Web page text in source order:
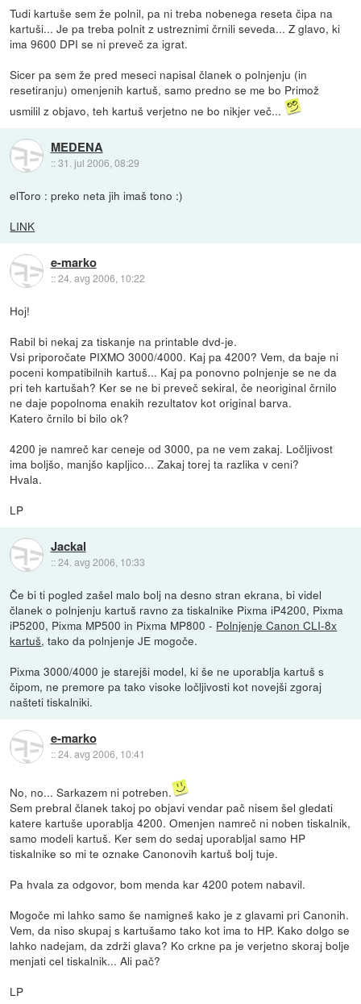
Tudi kartuše sem že polnil, pa ni treba nobenega reseta čipa na
kartuši... Je pa treba polnit z ustreznimi črnili seveda... Z glavo, ki
ima 9600 DPI se ni preveč za igrat.
Sicer pa sem že pred meseci napisal članek o polnjenju (in
resetiranju) omenjenih kartuš, samo predno se me bo Primož
usmilil z objavo, teh kartuš verjetno ne bo nikjer več...
MEDENA
::31. jul 2006, 08:29
elToro : preko neta jih imaš tono :)
LINK
e-marko
::24. avg 2006, 10:22
Hoj!
Rabil bi nekaj za tiskanje na printable dvd-je.
Vsi priporočate PIXMO 3000/4000. Kaj pa 4200? Vem, da baje ni
poceni kompatibilnih kartuš... Kaj pa ponovno polnjenje se ne da
pri teh kartušah? Ker se ne bi preveč sekiral, če neoriginal črnilo
ne daje popolnoma enakih rezultatov kot original barva.
Katero črnilo bi bilo ok?
4200 je namreč kar ceneje od 3000, pa ne vem zakaj. Ločljivost
ima boljšo, manjšo kapljico... Zakaj torej ta razlika v ceni?
Hvala.
LP
Jackal
::24. avg 2006, 10:33
Če bi ti pogled zašel malo bolj na desno stran ekrana, bi videl
članek o polnjenju kartuš ravno za tiskalnike Pixma iP4200, Pixma
iP5200, Pixma MP500 in Pixma MP800 - Polnjenje Canon CLI-8x
kartuš, tako da polnjenje JE mogoče.
Pixma 3000/4000 je starejši model, ki še ne uporablja kartuš s
čipom, ne premore pa tako visoke ločljivosti kot novejši zgoraj
našteti tiskalniki.
e-marko
::24. avg 2006, 10:41
No, no... Sarkazem ni potreben.
Sem prebral članek takoj po objavi vendar pač nisem šel gledati
katere kartuše uporablja 4200. Omenjen namreč ni noben tiskalnik,
samo modeli kartuš. Ker sem do sedaj uporabljal samo HP
tiskalnike so mi te oznake Canonovih kartuš bolj tuje.
Pa hvala za odgovor, bom menda kar 4200 potem nabavil.
Mogoče mi lahko samo še namigneš kako je z glavami pri Canonih.
Vem, da niso skupaj s kartušamo tako kot ima to HP. Kako dolgo se
lahko nadejam, da zdrži glava? Ko crkne pa je verjetno skoraj bolje
menjati cel tiskalnik... Ali pač?
LP